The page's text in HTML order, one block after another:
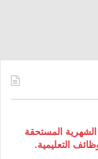
المستحقة
التعليمية.